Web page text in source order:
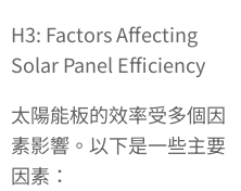
H3: Factors Affecting
Solar Panel Efficiency
太陽能板的效率受多個因
素影響。以下是一些主要
因素：